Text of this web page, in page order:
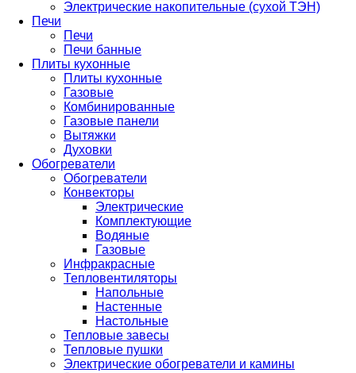
Электрические накопительные (сухой ТЭН)
Печи
Печи
Печи банные
Плиты кухонные
Плиты кухонные
Газовые
Комбинированные
Газовые панели
Вытяжки
Духовки
Обогреватели
Обогреватели
Конвекторы
Электрические
Комплектующие
Водяные
Газовые
Инфракрасные
Тепловентиляторы
Напольные
Настенные
Настольные
Тепловые завесы
Тепловые пушки
Электрические обогреватели и камины